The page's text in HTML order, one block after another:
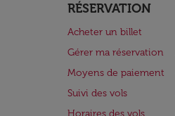
RÉSERVATION
Acheter un billet
Gérer ma réservation
Moyens de paiement
Suivi des vols
Horaires des vols